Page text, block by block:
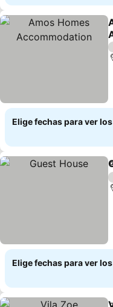
Elige fechas para ver
Elige fechas para ver